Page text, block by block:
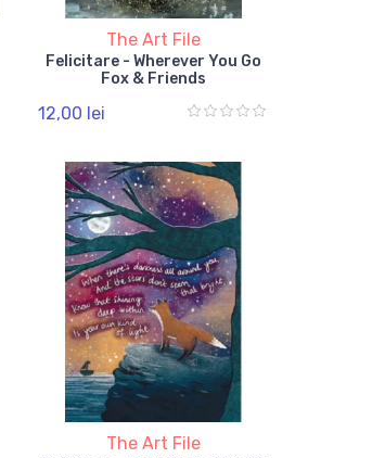
The Art File
Felicitare - Wherever You Go
Fox & Friends
12,00 lei
The Art File